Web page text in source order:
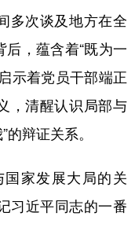
江
عربى
語 한국어
多次谈及地方在全
后，蕴含着“既为一
示着党员干部端正
，清醒认识局部与
的辩证关系。
家发展大局的关
习近平同志的一番